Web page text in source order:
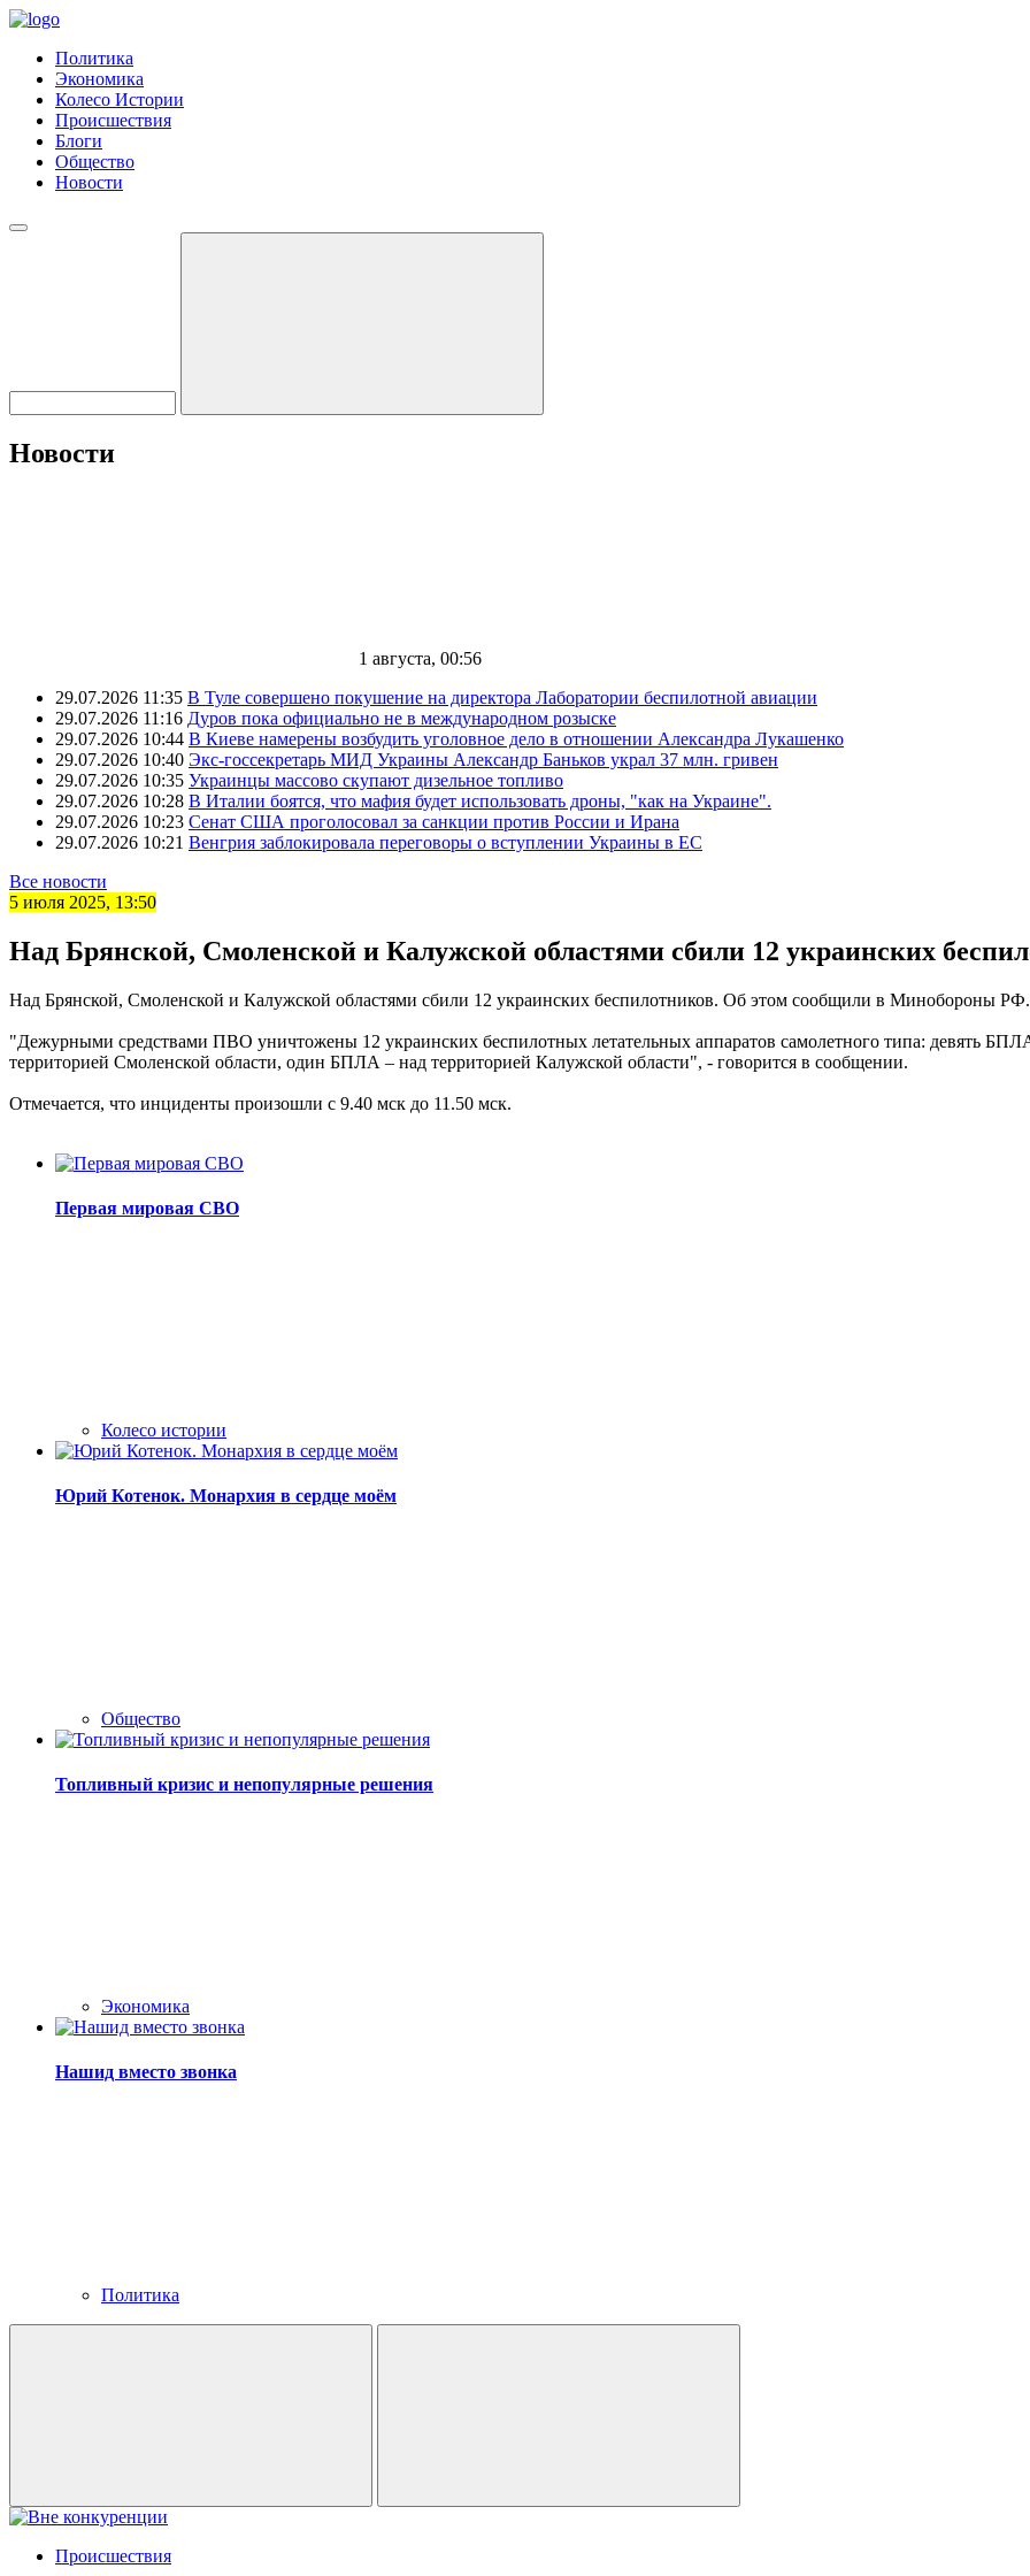
Политика
Экономика
Колесо Истории
Происшествия
Блоги
Общество
Новости
Новости
1 августа, 00:56
29.07.2026 11:35 В Туле совершено покушение на директора Лаборатории беспилотной авиации
29.07.2026 11:16 Дуров пока официально не в международном розыске
29.07.2026 10:44 В Киеве намерены возбудить уголовное дело в отношении Александра Лукашенко
29.07.2026 10:40 Экс-госсекретарь МИД Украины Александр Баньков украл 37 млн. гривен
29.07.2026 10:35 Украинцы массово скупают дизельное топливо
29.07.2026 10:28 В Италии боятся, что мафия будет использовать дроны, "как на Украине".
29.07.2026 10:23 Сенат США проголосовал за санкции против России и Ирана
29.07.2026 10:21 Венгрия заблокировала переговоры о вступлении Украины в ЕС
Все новости
5 июля 2025, 13:50
Над Брянской, Смоленской и Калужской областями сбили 12 украинских
Над Брянской, Смоленской и Калужской областями сбили 12 украинских беспилотников. Об этом сообщили в Минобороны РФ.
"Дежурными средствами ПВО уничтожены 12 украинских беспилотных летательных аппаратов самолетного типа: девять
территорией Смоленской области, один БПЛА – над территорией Калужской области", - говорится в сообщении.
Отмечается, что инциденты произошли с 9.40 мск до 11.50 мск.
Первая мировая СВО
Колесо истории
Юрий Котенок. Монархия в сердце моём
Общество
Топливный кризис и непопулярные решения
Экономика
Нашид вместо звонка
Политика
Происшествия